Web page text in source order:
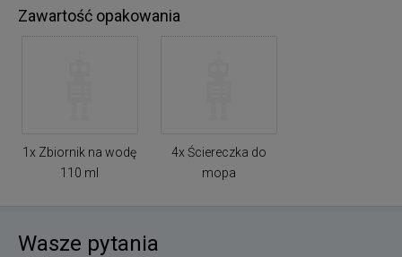
Zawartość opakowania
1x Zbiornik na wodę
110 ml
4x Ściereczka do
mopa
Wasze pytania